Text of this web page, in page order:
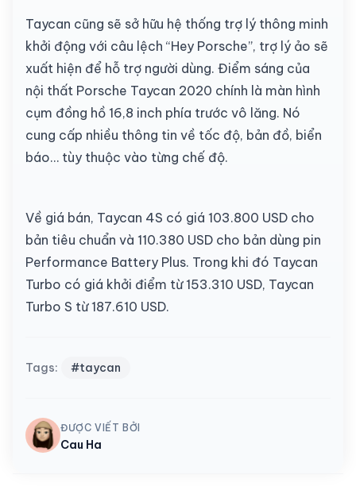
Taycan cũng sẽ sở hữu hệ thống trợ lý thông minh
khởi động với câu lệch “Hey Porsche”, trợ lý ảo sẽ
xuất hiện để hỗ trợ người dùng. Điểm sáng của
nội thất Porsche Taycan 2020 chính là màn hình
cụm đồng hồ 16,8 inch phía trước vô lăng. Nó
cung cấp nhiều thông tin về tốc độ, bản đồ, biển
báo… tùy thuộc vào từng chế độ.
Về giá bán, Taycan 4S có giá 103.800 USD cho
bản tiêu chuẩn và 110.380 USD cho bản dùng pin
Performance Battery Plus. Trong khi đó Taycan
Turbo có giá khởi điểm từ 153.310 USD, Taycan
Turbo S từ 187.610 USD.
Tags: #taycan
ĐƯỢC VIẾT BỞI
Cau Ha